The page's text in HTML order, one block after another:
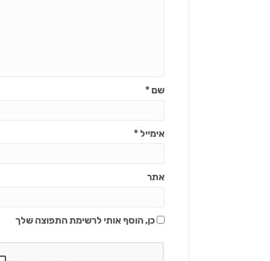
שם*
אימייל*
אתר
כן, הוסף אותי לרשימת התפוצה שלך